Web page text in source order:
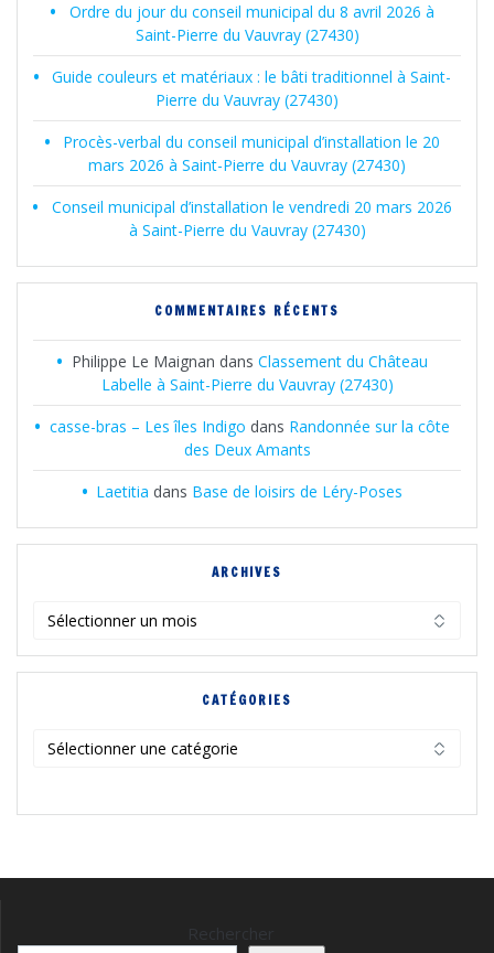
Ordre du jour du conseil municipal du 8 avril 2026 à
Saint-Pierre du Vauvray (27430)
Guide couleurs et matériaux : le bâti traditionnel à Saint-
Pierre du Vauvray (27430)
Procès-verbal du conseil municipal d’installation le 20
mars 2026 à Saint-Pierre du Vauvray (27430)
Conseil municipal d’installation le vendredi 20 mars 2026
à Saint-Pierre du Vauvray (27430)
COMMENTAIRES RÉCENTS
Philippe Le Maignan dans Classement du Château
Labelle à Saint-Pierre du Vauvray (27430)
casse-bras – Les îles Indigo dans Randonnée sur la côte
des Deux Amants
Laetitia dans Base de loisirs de Léry-Poses
ARCHIVES
CATÉGORIES